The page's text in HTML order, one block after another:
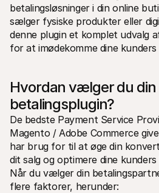
betalingsløsninger i din online
sælger fysiske produkter eller
denne plugin et komplet udvalg
for at imødekomme dine kunders
Hvordan vælger du
betalingsplugin?
De bedste Payment Service
Magento / Adobe Commerce
har brug for til at øge din
dit salg og optimere dine
Når du vælger din
flere faktorer, herunder: